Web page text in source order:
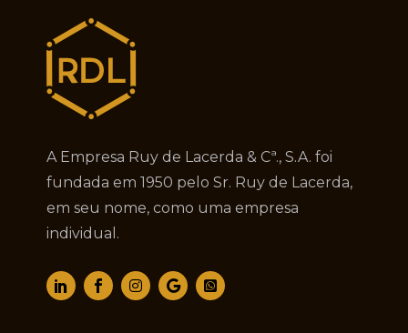
A Empresa Ruy de Lacerda & Cª., S.A. foi
fundada em 1950 pelo Sr. Ruy de Lacerda,
em seu nome, como uma empresa
individual.